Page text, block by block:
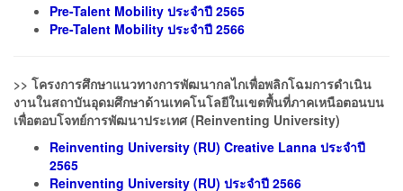
Pre-Talent Mobility ประจำปี 2565
Pre-Talent Mobility ประจำปี 2566
>> โครงการศึกษาแนวทางการพัฒนากลไกเพื่อพลิกโฉมการดำเนิน
งานในสถาบันอุดมศึกษาด้านเทคโนโลยีในเขตพื้นที่ภาคเหนือตอนบน
เพื่อตอบโจทย์การพัฒนาประเทศ (Reinventing University)
Reinventing University (RU) Creative Lanna ประจำปี
2565
Reinventing University (RU) ประจำปี 2566